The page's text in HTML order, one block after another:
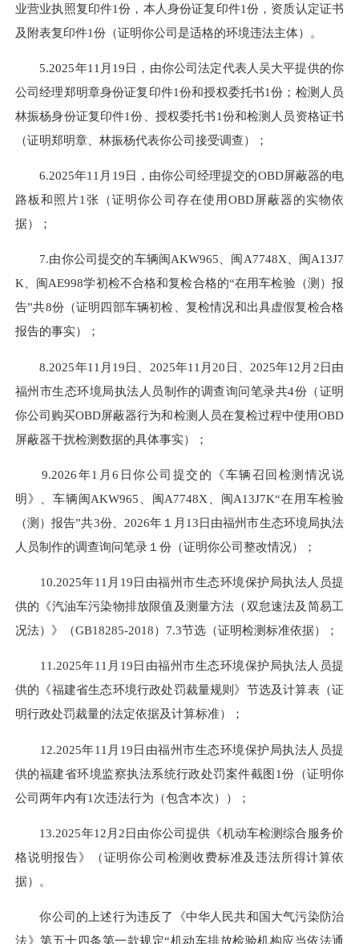
业营业执照复印件1份，本人身份证复印件1份，资质认定证书
及附表复印件1份（证明你公司是适格的环境违法主体）。
5.2025年11月19日，由你公司法定代表人吴大平提供的你
公司经理郑明章身份证复印件1份和授权委托书1份；检测人员
林振杨身份证复印件1份、授权委托书1份和检测人员资格证书
（证明郑明章、林振杨代表你公司接受调查）；
6.2025年11月19日，由你公司经理提交的OBD屏蔽器的电
路板和照片1张（证明你公司存在使用OBD屏蔽器的实物依
据）；
7.由你公司提交的车辆闽AKW965、闽A7748X、闽A13J7
K、闽AE998学初检不合格和复检合格的“在用车检验（测）报
告”共8份（证明四部车辆初检、复检情况和出具虚假复检合格
报告的事实）；
8.2025年11月19日、2025年11月20日、2025年12月2日由
福州市生态环境局执法人员制作的调查询问笔录共4份（证明
你公司购买OBD屏蔽器行为和检测人员在复检过程中使用OBD
屏蔽器干扰检测数据的具体事实）；
9.2026年1月6日你公司提交的《车辆召回检测情况说
明》、车辆闽AKW965、闽A7748X、闽A13J7K“在用车检验
（测）报告”共3份、2026年１月13日由福州市生态环境局执法
人员制作的调查询问笔录１份（证明你公司整改情况）；
10.2025年11月19日由福州市生态环境保护局执法人员提
供的《汽油车污染物排放限值及测量方法（双怠速法及简易工
况法）》（GB18285-2018）7.3节选（证明检测标准依据）；
11.2025年11月19日由福州市生态环境保护局执法人员提
供的《福建省生态环境行政处罚裁量规则》节选及计算表（证
明行政处罚裁量的法定依据及计算标准）；
12.2025年11月19日由福州市生态环境保护局执法人员提
供的福建省环境监察执法系统行政处罚案件截图1份（证明你
公司两年内有1次违法行为（包含本次））；
13.2025年12月2日由你公司提供《机动车检测综合服务价
格说明报告》（证明你公司检测收费标准及违法所得计算依
据）。
你公司的上述行为违反了《中华人民共和国大气污染防治
法》第五十四条第一款规定“机动车排放检验机构应当依法通